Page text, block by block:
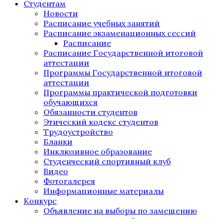
Студентам
Новости
Расписание учебных занятий
Расписание экзаменационных сессий
Расписание
Расписание Государственной итоговой
аттестации
Программы Государственной итоговой
аттестации
Программы практической подготовки
обучающихся
Обязанности студентов
Этический кодекс студентов
Трудоустройство
Бланки
Инклюзивное образование
Студенческий спортивный клуб
Видео
Фотогалерея
Информационные материалы
Конкурс
Объявление на выборы по замещению